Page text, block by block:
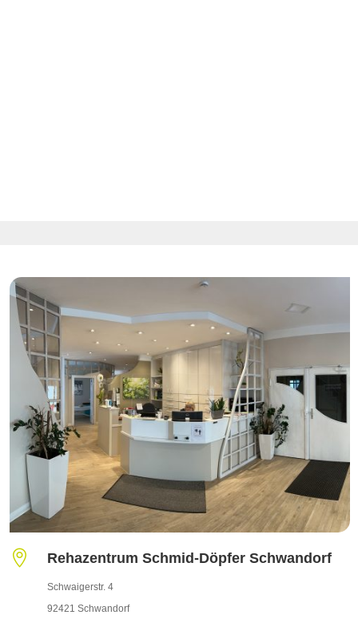
 Rehazentrum Schmid-Döpfer Schwandorf
Schwaigerstr. 4
92421 Schwandorf